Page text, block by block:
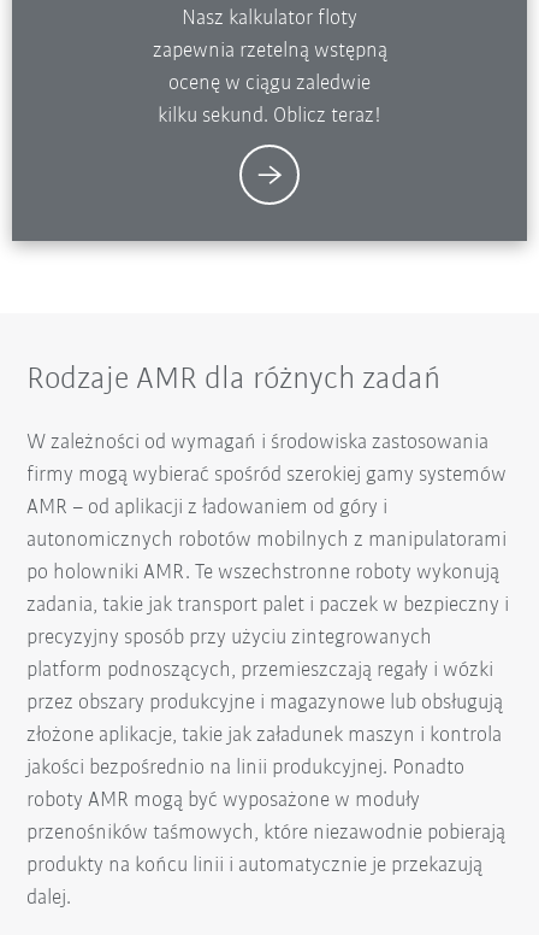
Nasz kalkulator floty
zapewnia rzetelną wstępną
ocenę w ciągu zaledwie
kilku sekund. Oblicz teraz!
Rodzaje AMR dla różnych zadań
W zależności od wymagań i środowiska zastosowania
firmy mogą wybierać spośród szerokiej gamy systemów
AMR – od aplikacji z ładowaniem od góry i
autonomicznych robotów mobilnych z manipulatorami
po holowniki AMR. Te wszechstronne roboty wykonują
zadania, takie jak transport palet i paczek w bezpieczny i
precyzyjny sposób przy użyciu zintegrowanych
platform podnoszących, przemieszczają regały i wózki
przez obszary produkcyjne i magazynowe lub obsługują
złożone aplikacje, takie jak załadunek maszyn i kontrola
jakości bezpośrednio na linii produkcyjnej. Ponadto
roboty AMR mogą być wyposażone w moduły
przenośników taśmowych, które niezawodnie pobierają
produkty na końcu linii i automatycznie je przekazują
dalej.